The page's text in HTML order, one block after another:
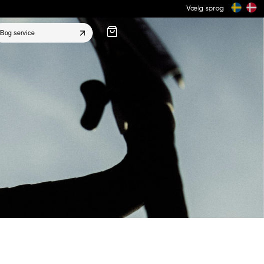
Vælg sprog
Bog service